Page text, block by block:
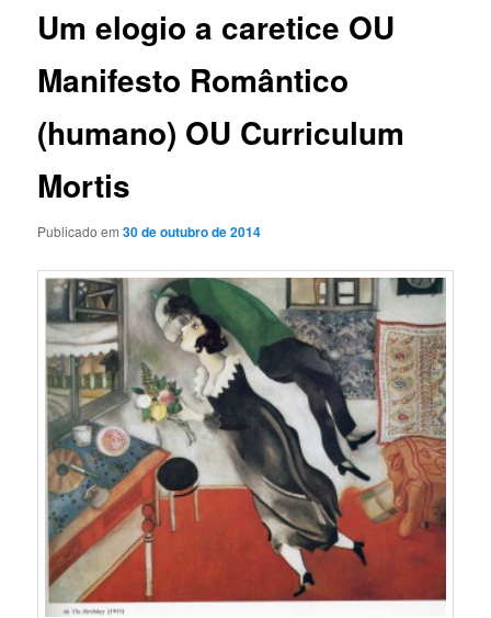
Um elogio a caretice OU
Manifesto Romântico
(humano) OU Curriculum
Mortis
Publicado em30 de outubro de 2014